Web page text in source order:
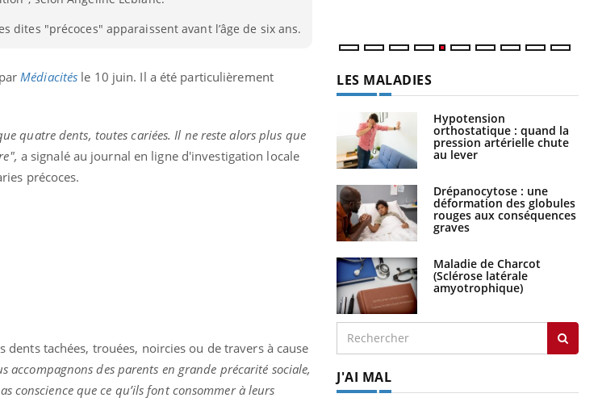
dites "précoces" apparaissent avant l’âge de six ans.
Médiacités le 10 juin. Il a été particulièrement
quatre dents, toutes cariées. Il ne reste alors plus que
a signalé au journal en ligne d'investigation locale
précoces.
dents tachées, trouées, noircies ou de travers à cause
accompagnons des parents en grande précarité sociale,
conscience que ce qu’ils font consommer à leurs
LES MALADIES
Hypotension
orthostatique : quand la
pression artérielle chute
au lever
Drépanocytose : une
déformation des globules
rouges aux conséquences
graves
Maladie de Charcot
(Sclérose latérale
amyotrophique)
J'AI MAL